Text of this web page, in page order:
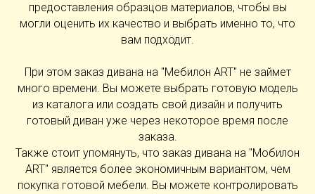
предоставления образцов материалов, чтобы вы
могли оценить их качество и выбрать именно то, что
вам подходит.
При этом заказ дивана на "Мебилон ART" не займет
много времени. Вы можете выбрать готовую модель
из каталога или создать свой дизайн и получить
готовый диван уже через некоторое время после
заказа.
Также стоит упомянуть, что заказ дивана на "Мобилон
ART" является более экономичным вариантом, чем
покупка готовой мебели. Вы можете контролировать